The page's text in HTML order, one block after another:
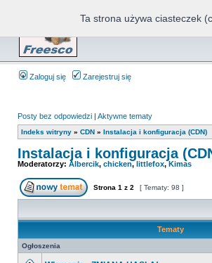
Zaloguj się Zarejestruj się
Posty bez odpowiedzi | Aktywne tematy
Indeks witryny » CDN » Instalacja i konfiguracja (CDN)
Instalacja i konfiguracja
Moderatorzy: Albercik, chicken,littlefox,Kimas
Strona 1 z 2 [ Tematy: 98 ]
Tematy
Ogłoszenia
Ta strona używa ciasteczek